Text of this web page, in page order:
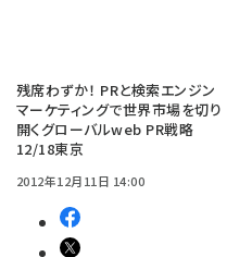
残席わずか！ PRと検索エンジン
マーケティングで世界市場を切り
開くグローバルweb PR戦略
12/18東京
2012年12月11日 14:00